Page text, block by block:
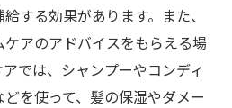
する効果があります。また、
アのアドバイスをもらえる場
では、シャンプーやコンディ
を使って、髪の保湿やダメー